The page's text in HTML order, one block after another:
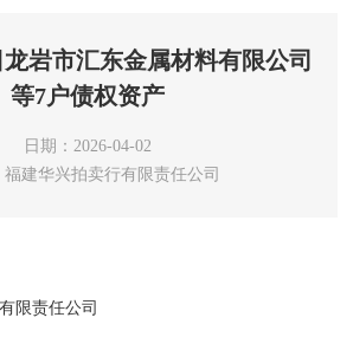
龙岩市汇东金属材料有限公司
等7户债权资产
日期：2026-04-02
福建华兴拍卖行有限责任公司
责任公司